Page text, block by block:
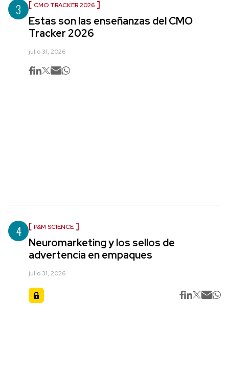
3 CMO TRACKER 2026
Estas son las enseñanzas del CMO
Tracker 2026
julio 31, 2026
4 P&M SCIENCE
Neuromarketing y los sellos de
advertencia en empaques
julio 31, 2026